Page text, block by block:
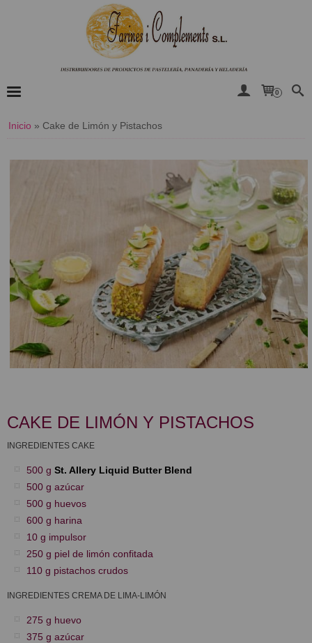
0
Inicio » Cake de Limón y Pistachos
CAKE DE LIMÓN Y PISTACHOS
INGREDIENTES CAKE
500 g St. Allery Liquid Butter Blend
500 g azúcar
500 g huevos
600 g harina
10 g impulsor
250 g piel de limón confitada
110 g pistachos crudos
INGREDIENTES CREMA DE LIMA-LIMÓN
275 g huevo
375 g azúcar